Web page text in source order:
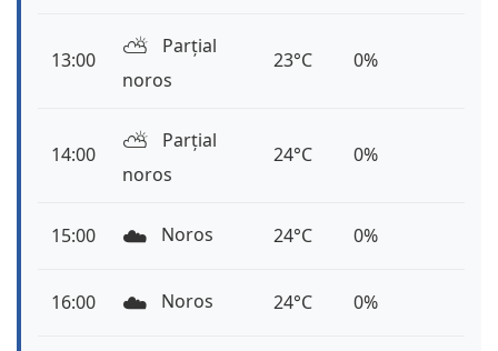
13:00 ⛅️
Parțial
noros
23°C 0%
14:00 ⛅️
Parțial
noros
24°C 0%
15:00 ☁️ Noros 24°C 0%
16:00 ☁️ Noros 24°C 0%